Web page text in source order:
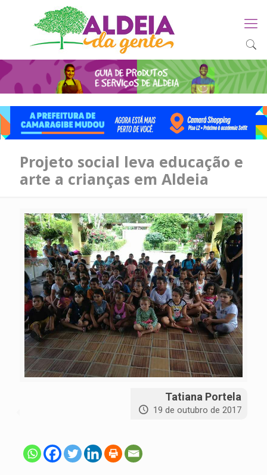
Projeto social leva educação e
arte a crianças em Aldeia
Tatiana Portela
19 de outubro de 2017